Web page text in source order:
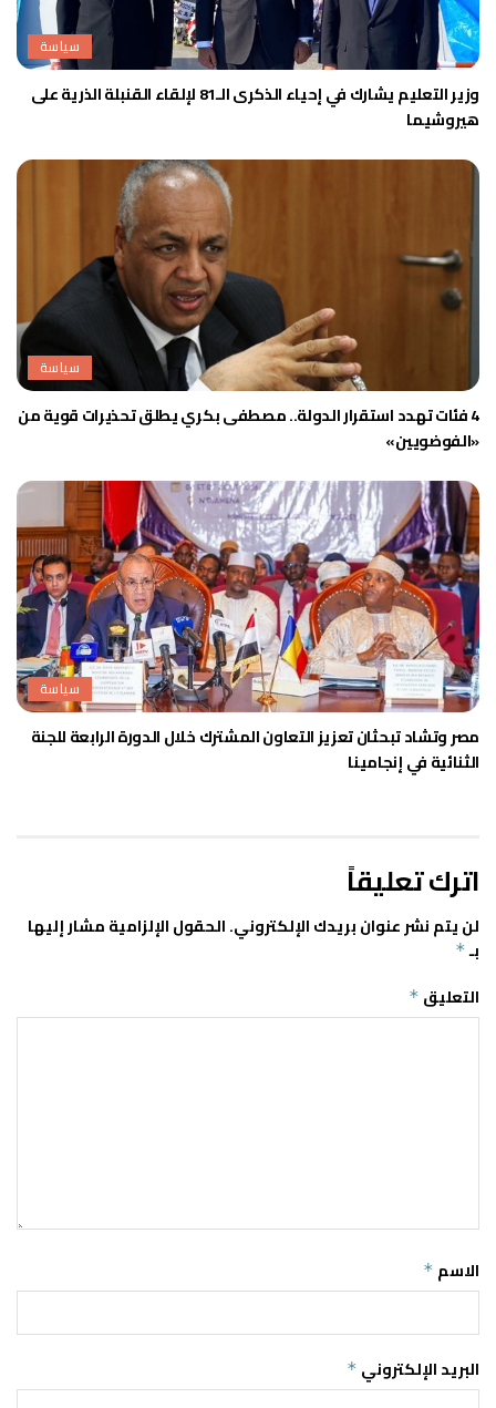
سياسة
وزير التعليم يشارك في إحياء الذكرى الـ81 لإلقاء القنبلة الذرية على
هيروشيما
سياسة
4 فئات تهدد استقرار الدولة.. مصطفى بكري يطلق تحذيرات قوية من
«الفوضويين»
سياسة
مصر وتشاد تبحثان تعزيز التعاون المشترك خلال الدورة الرابعة للجنة
الثنائية في إنجامينا
اترك تعليقاً
لن يتم نشر عنوان بريدك الإلكتروني.الحقول الإلزامية مشار إليها
بـ *
التعليق *
الاسم *
البريد الإلكتروني *